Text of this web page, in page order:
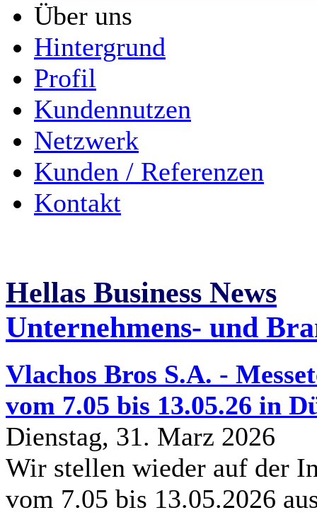
Über uns
Hintergrund
Profil
Kundennutzen
Netzwerk
Kunden / Referenzen
Kontakt
Hellas Business News
Unternehmens- und
Vlachos Bros S.A. -
vom 7.05 bis 13.05.26 in
Dienstag, 31. Marz 2026
Wir stellen wieder auf der
vom 7.05 bis 13.05.2026